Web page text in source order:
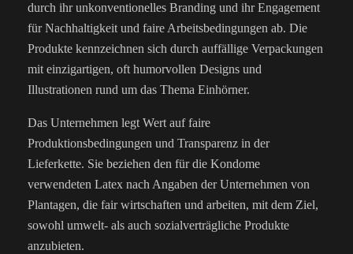
durch ihr unkonventionelles Branding und ihr Engagement
für Nachhaltigkeit und faire Arbeitsbedingungen ab. Die
Produkte kennzeichnen sich durch auffällige Verpackungen
mit einzigartigen, oft humorvollen Designs und
Illustrationen rund um das Thema Einhörner.
Das Unternehmen legt Wert auf faire
Produktionsbedingungen und Transparenz in der
Lieferkette. Sie beziehen den für die Kondome
verwendeten Latex nach Angaben der Unternehmen von
Plantagen, die fair wirtschaften und arbeiten, mit dem Ziel,
sowohl umwelt- als auch sozialverträgliche Produkte
anzubieten.